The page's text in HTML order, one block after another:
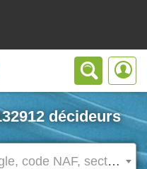
décideurs
raison sociale, sigle, code NAF, secteur d’activité